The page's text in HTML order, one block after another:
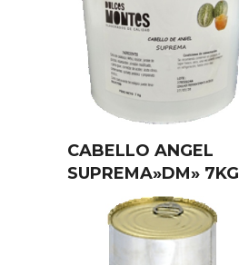
CABELLO ANGEL
SUPREMA»DM» 7KG